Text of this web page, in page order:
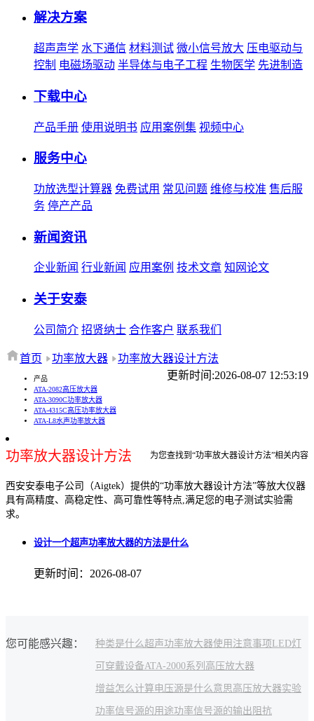
解决方案
超声声学 水下通信 材料测试 微小信号放大 压电驱动与
控制 电磁场驱动 半导体与电子工程 生物医学 先进制造
下载中心
产品手册 使用说明书 应用案例集 视频中心
服务中心
功放选型计算器 免费试用 常见问题 维修与校准 售后服
务 停产产品
新闻资讯
企业新闻 行业新闻 应用案例 技术文章 知网论文
关于安泰
公司简介 招贤纳士 合作客户 联系我们
首页 功率放大器
功率放大器设计方法
更新时间:2026-08-07 12:53:19
产品
ATA-2082高压放大器
ATA-3090C功率放大器
ATA-4315C高压功率放大器
ATA-L8水声功率放大器
功率放大器设计方法 为您查找到“功率放大器设计方法”相关内容
西安安泰电子公司（Aigtek）提供的“功率放大器设计方法”等放大仪器
具有高精度、高稳定性、高可靠性等特点,满足您的电子测试实验需
求。
设计一个超声功率放大器的方法是什么
更新时间：2026-08-07
您可能感兴趣： 种类是什么超声功率放大器使用注意事项 LED灯
可穿戴设备ATA-2000系列高压放大器
增益怎么计算 电压源是什么意思高压放大器实验
功率信号源的用途功率信号源的输出阻抗